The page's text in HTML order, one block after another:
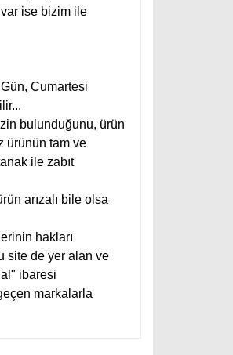
var ise bizim ile
Cumartesi
bulunduğunu, ürün
ürünün tam ve
ile zabıt
arızalı bile olsa
hakları
site de yer alan ve
ibaresi
markalarla